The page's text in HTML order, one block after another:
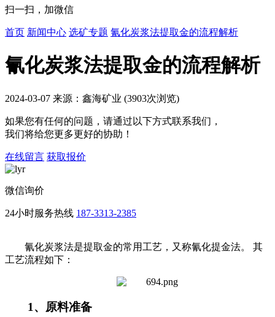
扫一扫，加微信
首页 新闻中心 选矿专题 氰化炭浆法提取金的流程解析
氰化炭浆法提取金的流程解析
2024-03-07 来源：鑫海矿业 (3903次浏览)
如果您有任何的问题，请通过以下方式联系我们，
我们将给您更多更好的协助！
在线留言 获取报价
微信询价
24小时服务热线 187-3313-2385
氰化炭浆法是提取金的常用工艺，又称氰化提金法。 其
工艺流程如下：
1、原料准备